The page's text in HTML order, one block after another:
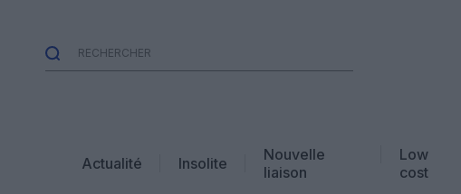
Actualité Insolite
Nouvelle
liaison
Low
cost